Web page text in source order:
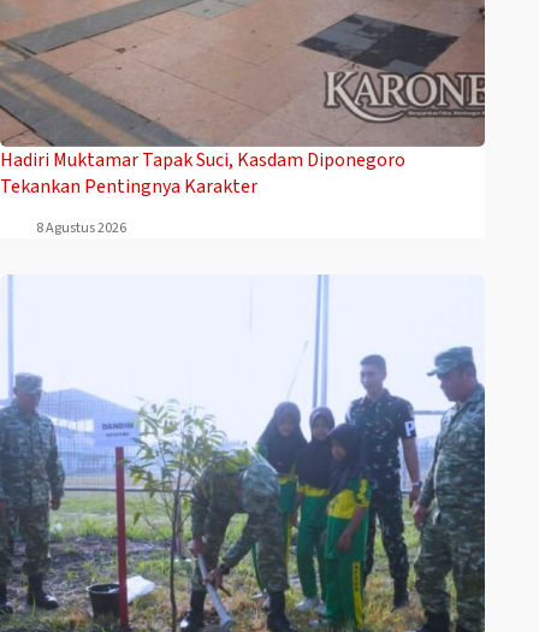
Hadiri Muktamar Tapak Suci, Kasdam Diponegoro
Tekankan Pentingnya Karakter
8 Agustus 2026